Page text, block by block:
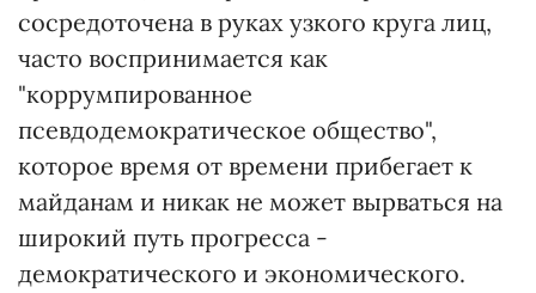
сосредоточена в руках узкого круга лиц,
часто воспринимается как
"коррумпированное
псевдодемократическое общество",
которое время от времени прибегает к
майданам и никак не может вырваться на
широкий путь прогресса -
демократического и экономического.